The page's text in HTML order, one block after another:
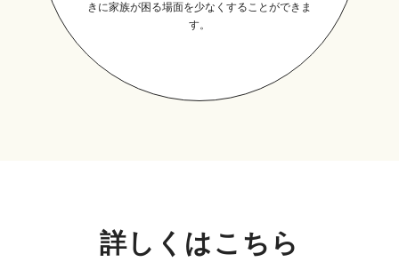
きに家族が困る場面を少なくすることができま
す。
詳しくはこちら